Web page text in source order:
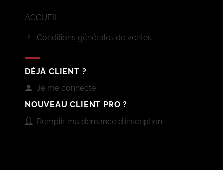
ACCUEIL
Conditions générales de ventes
DÉJÀ CLIENT ?
Je me connecte
NOUVEAU CLIENT PRO ?
Remplir ma demande d'inscription